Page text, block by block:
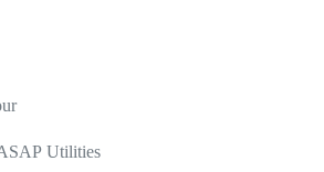
Utilities